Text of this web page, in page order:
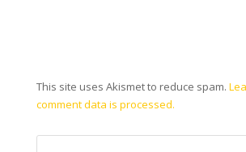
This site uses Akismet to reduce spam.
comment data is processed.